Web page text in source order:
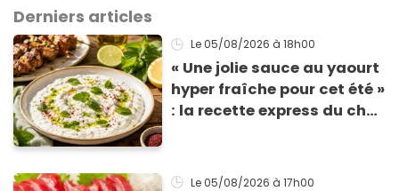
Derniers articles
Le 05/08/2026 à 18h00
« Une jolie sauce au yaourt
hyper fraîche pour cet été »
: la recette express du chef
grillades
Le 05/08/2026 à 17h00